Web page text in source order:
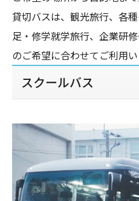
貸切バスは、観光旅行、各
足・修学就学旅行、企業研
のご希望に合わせてご利用い
スクールバス